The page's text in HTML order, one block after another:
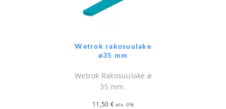
Wetrok rakosuulake
ø35 mm
Wetrok Rakosuulake ø
35 mm.
11,50 € alv. 0%